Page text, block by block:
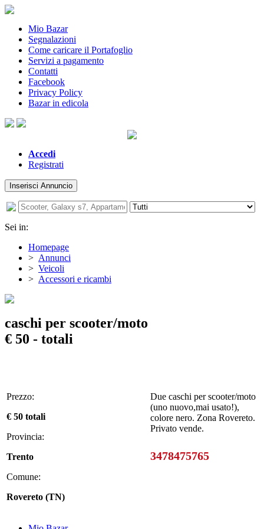
Mio Bazar
Segnalazioni
Come caricare il Portafoglio
Servizi a pagamento
Contatti
Facebook
Privacy Policy
Bazar in edicola
Accedi
Registrati
Inserisci Annuncio
Sei in:
Homepage
> Annunci
> Veicoli
> Accessori e ricambi
caschi per scooter/moto
€ 50 - totali
Prezzo:
€ 50 totali
Provincia:
Trento
Comune:
Rovereto (TN)
Due caschi per scooter/moto
(uno nuovo,mai usato!),
colore nero. Zona Rovereto.
Privato vende.
3478475765